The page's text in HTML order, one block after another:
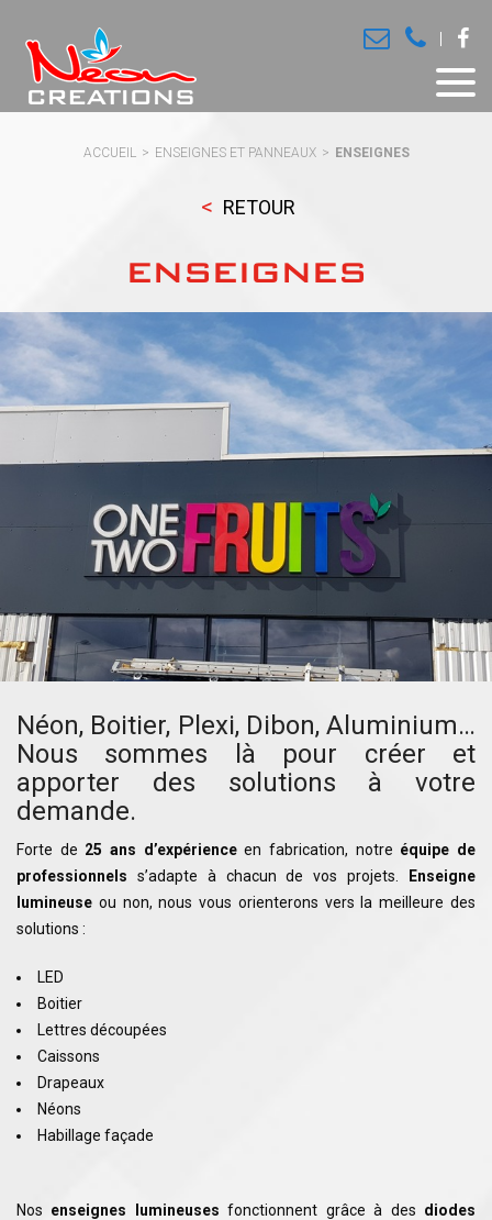
ACCUEIL ENSEIGNES ET PANNEAUX ENSEIGNES
RETOUR
ENSEIGNES
Néon, Boitier, Plexi, Dibon, Aluminium…
Nous sommes là pour créer et
apporter des solutions à votre
demande.
Forte de 25 ans d’expérienceen fabrication, notre équipe de
professionnels s’adapte à chacun de vos projets.
Enseigne
lumineuse ou non, nous vous orienterons vers la meilleure des
solutions :
LED
Boitier
Lettres découpées
Caissons
Drapeaux
Néons
Habillage façade
Nos enseignes lumineuses fonctionnent grâce à des diodes